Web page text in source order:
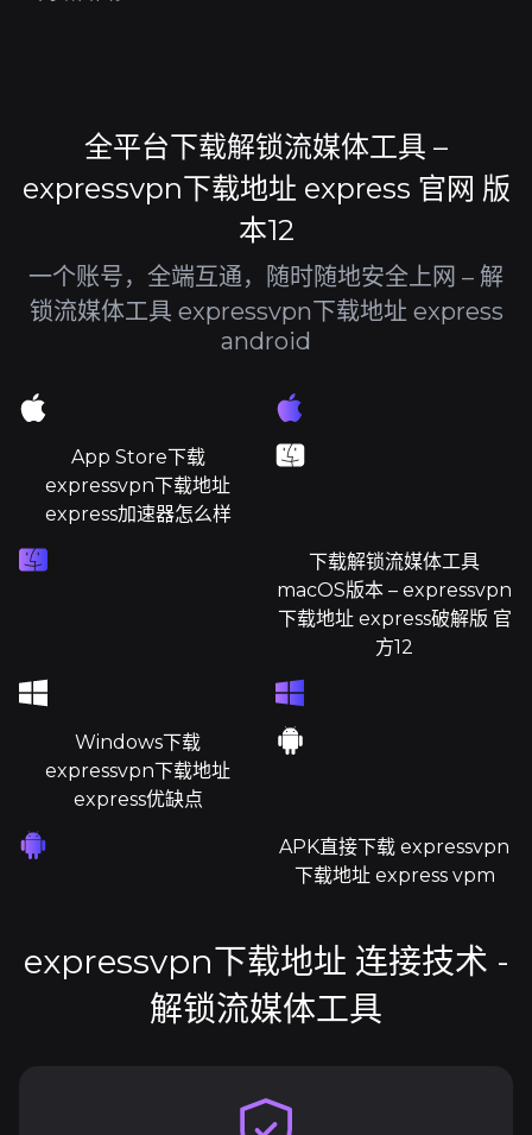
全平台下载解锁流媒体工具 –
expressvpn下载地址 express 官网 版
本12
一个账号，全端互通，随时随地安全上网 – 解
锁流媒体工具 expressvpn下载地址 express
android
App Store下载
expressvpn下载地址
express加速器怎么样
下载解锁流媒体工具
macOS版本 – expressvpn
下载地址 express破解版 官
方12
Windows下载
expressvpn下载地址
express优缺点
APK直接下载 expressvpn
下载地址 express vpm
expressvpn下载地址 连接技术 -
解锁流媒体工具